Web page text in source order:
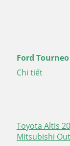
Ford Tourneo
Chi tiết
Điều
Toyota Altis
Mitsubishi